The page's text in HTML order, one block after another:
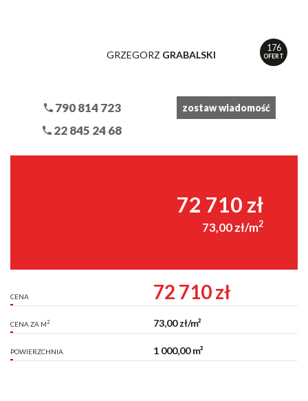
176
OFERT
GRZEGORZ GRABALSKI
790 814 723
22 845 24 68
zostaw wiadomość
72 710 zł
73,00 zł/m2
CENA 72 710 zł
CENA ZA M2 73,00 zł/m²
POWIERZCHNIA 1 000,00 m²